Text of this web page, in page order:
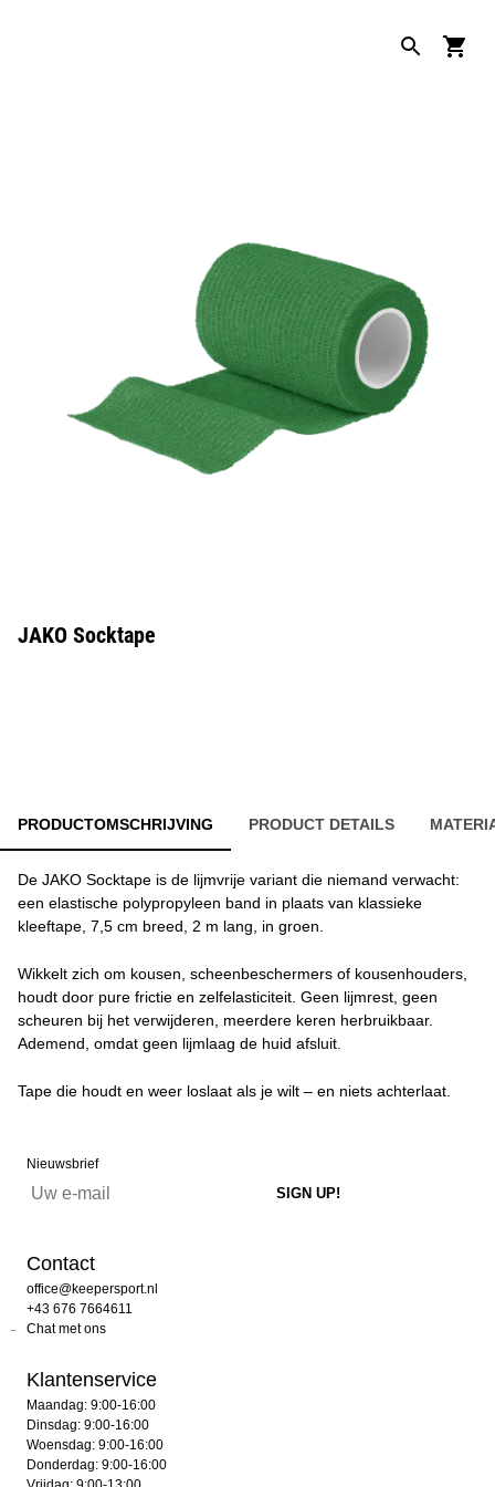
JAKO Socktape
PRODUCTOMSCHRIJVING PRODUCT DETAILS
De JAKO Socktape is de lijmvrije variant die niemand verwacht:
een elastische polypropyleen band in plaats van klassieke
kleeftape, 7,5 cm breed, 2 m lang, in groen.
Wikkelt zich om kousen, scheenbeschermers of kousenhouders,
houdt door pure frictie en zelfelasticiteit. Geen lijmrest, geen
scheuren bij het verwijderen, meerdere keren herbruikbaar.
Ademend, omdat geen lijmlaag de huid afsluit.
Tape die houdt en weer loslaat als je wilt – en niets achterlaat.
Nieuwsbrief
Contact
office@keepersport.nl
+43 676 7664611
Chat met ons
Klantenservice
Maandag: 9:00-16:00
Dinsdag: 9:00-16:00
Woensdag: 9:00-16:00
Donderdag: 9:00-16:00